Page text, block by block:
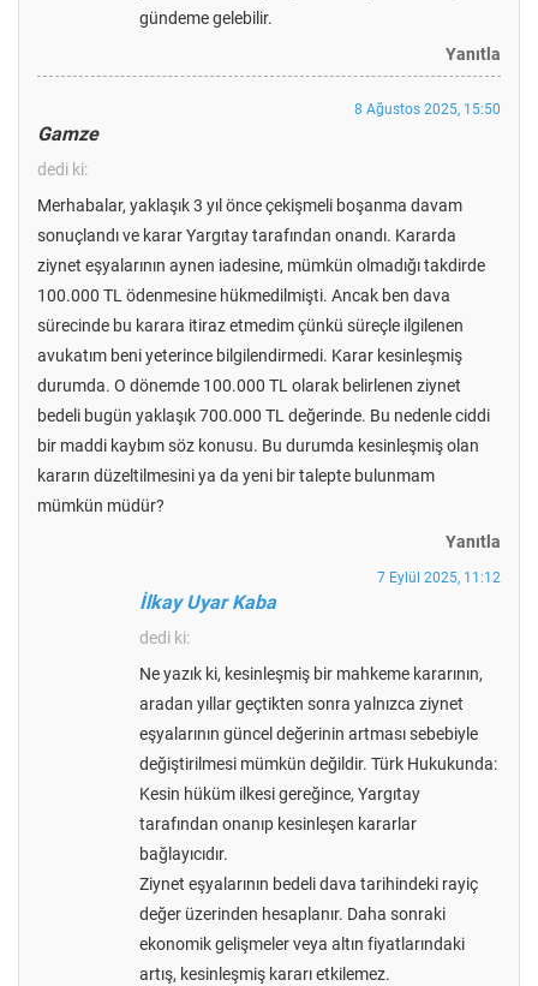
gündeme gelebilir.
Yanıtla
Gamze
dedi ki:
8 Ağustos 2025, 15:50
Merhabalar, yaklaşık 3 yıl önce çekişmeli boşanma davam
sonuçlandı ve karar Yargıtay tarafından onandı. Kararda
ziynet eşyalarının aynen iadesine, mümkün olmadığı takdirde
100.000 TL ödenmesine hükmedilmişti. Ancak ben dava
sürecinde bu karara itiraz etmedim çünkü süreçle ilgilenen
avukatım beni yeterince bilgilendirmedi. Karar kesinleşmiş
durumda. O dönemde 100.000 TL olarak belirlenen ziynet
bedeli bugün yaklaşık 700.000 TL değerinde. Bu nedenle ciddi
bir maddi kaybım söz konusu. Bu durumda kesinleşmiş olan
kararın düzeltilmesini ya da yeni bir talepte bulunmam
mümkün müdür?
Yanıtla
İlkay Uyar Kaba
dedi ki:
7 Eylül 2025, 11:12
Ne yazık ki, kesinleşmiş bir mahkeme kararının,
aradan yıllar geçtikten sonra yalnızca ziynet
eşyalarının güncel değerinin artması sebebiyle
değiştirilmesi mümkün değildir. Türk Hukukunda:
Kesin hüküm ilkesi gereğince, Yargıtay
tarafından onanıp kesinleşen kararlar
bağlayıcıdır.
Ziynet eşyalarının bedeli dava tarihindeki rayiç
değer üzerinden hesaplanır. Daha sonraki
ekonomik gelişmeler veya altın fiyatlarındaki
artış, kesinleşmiş kararı etkilemez.